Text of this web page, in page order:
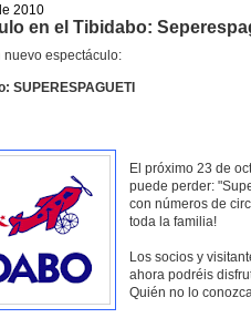
2010
en el Tibidabo:
espectáculo:
SUPERESPAGUETI
El próximo 23 de
puede perder:
con números de
toda la familia!
Los socios y
ahora podréis
Quién no lo